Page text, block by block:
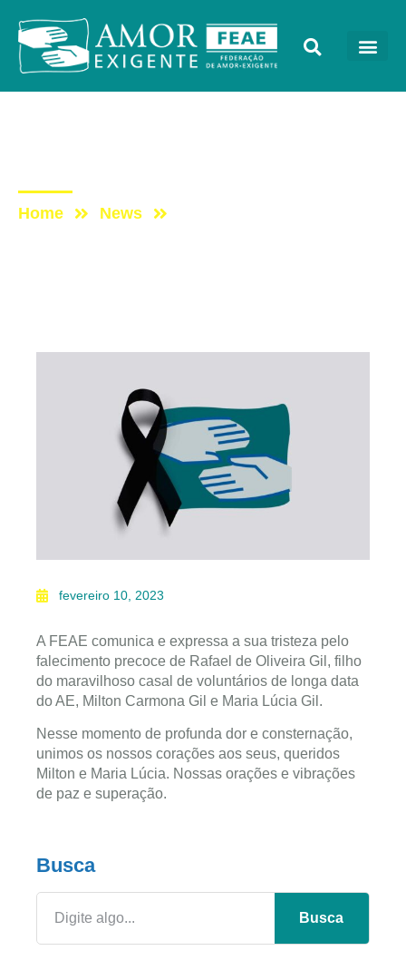
Home News
fevereiro 10, 2023
A FEAE comunica e expressa a sua tristeza pelo
falecimento precoce de Rafael de Oliveira Gil, filho
do maravilhoso casal de voluntários de longa data
do AE, Milton Carmona Gil e Maria Lúcia Gil.
Nesse momento de profunda dor e consternação,
unimos os nossos corações aos seus, queridos
Milton e Maria Lúcia. Nossas orações e vibrações
de paz e superação.
Busca
Busca